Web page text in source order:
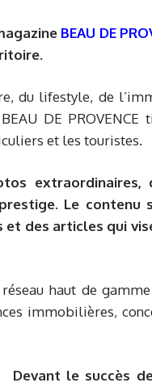
BEAU DE
du lifestyle, de
DE
et les touristes.
extraordinaires,
Le contenu
des articles qui
haut de
immobilières,
Devant le succès